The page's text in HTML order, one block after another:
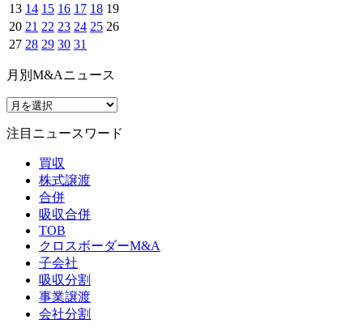
13 14 15 16 17 18 19
20 21 22 23 24 25 26
27 28 29 30 31
月別M&Aニュース
注目ニュースワード
買収
株式譲渡
合併
吸収合併
TOB
クロスボーダーM&A
子会社
吸収分割
事業譲渡
会社分割